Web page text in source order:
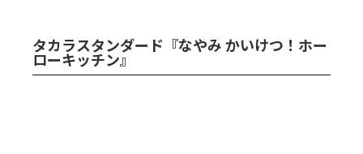
タカラスタンダード『なやみ かいけつ！ホー
ローキッチン』